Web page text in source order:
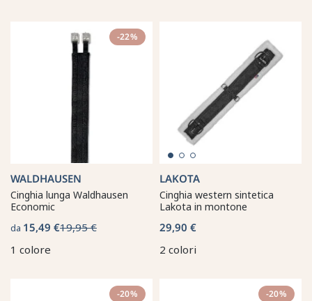
-22%
WALDHAUSEN
Cinghia lunga Waldhausen
Economic
da 15,49 €19,95 €
1 colore
LAKOTA
Cinghia western sintetica
Lakota in montone
29,90 €
2 colori
-20% -20%